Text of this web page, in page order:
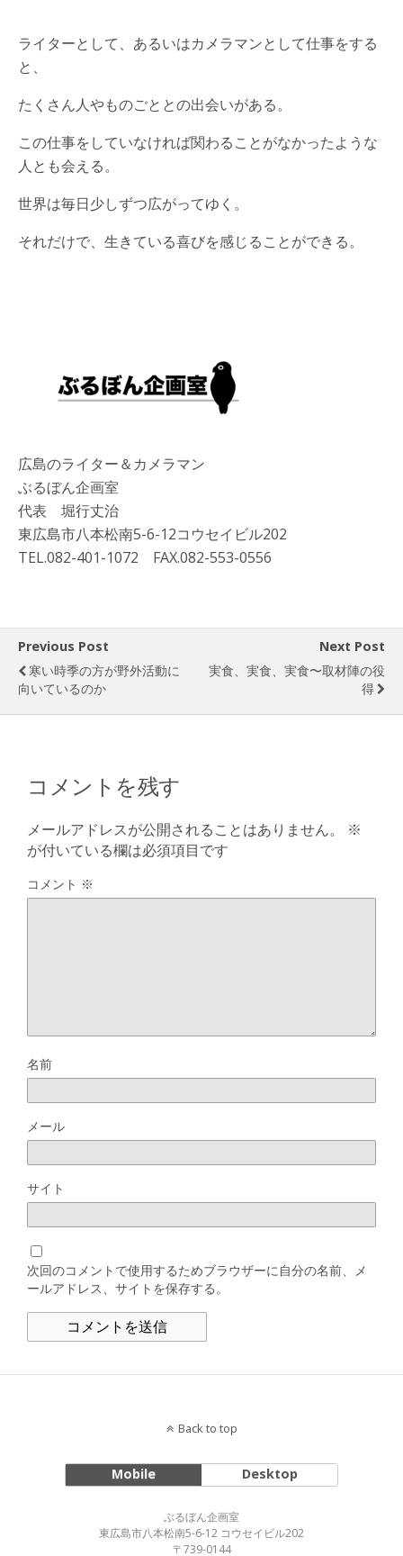
ライターとして、あるいはカメラマンとして仕事をする
と、
たくさん人やものごととの出会いがある。
この仕事をしていなければ関わることがなかったような
人とも会える。
世界は毎日少しずつ広がってゆく。
それだけで、生きている喜びを感じることができる。
広島のライター＆カメラマン
ぶるぼん企画室
代表 堀行丈治
東広島市八本松南5-6-12コウセイビル202
TEL.082-401-1072 FAX.082-553-0556
Previous Post
寒い時季の方が野外活動に
向いているのか
Next Post
実食、実食、実食〜取材陣の役
得
コメントを残す
メールアドレスが公開されることはありません。
※
が付いている欄は必須項目です
コメント ※
名前
メール
サイト
次回のコメントで使用するためブラウザーに自分の名前、メ
ールアドレス、サイトを保存する。
Back to top
Mobile Desktop
ぶるぼん企画室
東広島市八本松南5-6-12 コウセイビル202
〒739-0144